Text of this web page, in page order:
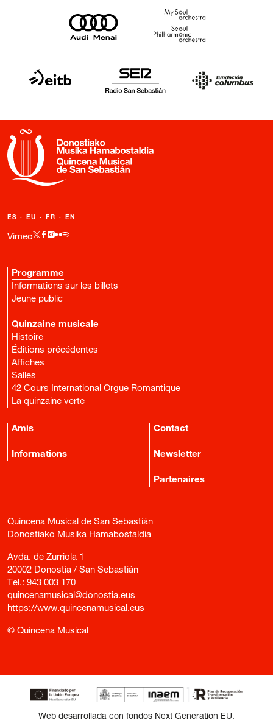
Vimeo
ES · EU · FR · EN
Programme
Informations sur les billets
Jeune public
Quinzaine musicale
Histoire
Éditions précédentes
Affiches
Salles
42 Cours International Orgue Romantique
La quinzaine verte
Amis
Informations
Contact
Newsletter
Partenaires
Quincena Musical de San Sebastián
Donostiako Musika Hamabostaldia
Avda. de Zurriola 1
20002 Donostia / San Sebastián
Tel.: 943 003 170
quincenamusical@donostia.eus
https://www.quincenamusical.eus
© Quincena Musical
Web desarrollada con fondos Next Generation EU.